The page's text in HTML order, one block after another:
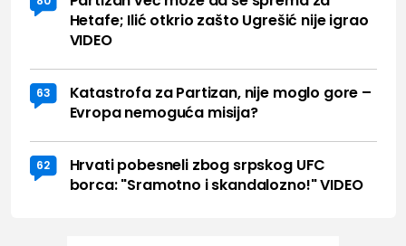
Hetafe; Ilić otkrio zašto Ugrešić nije igrao
VIDEO
63
Katastrofa za Partizan, nije moglo gore –
Evropa nemoguća misija?
62
Hrvati pobesneli zbog srpskog UFC
borca: "Sramotno i skandalozno!" VIDEO